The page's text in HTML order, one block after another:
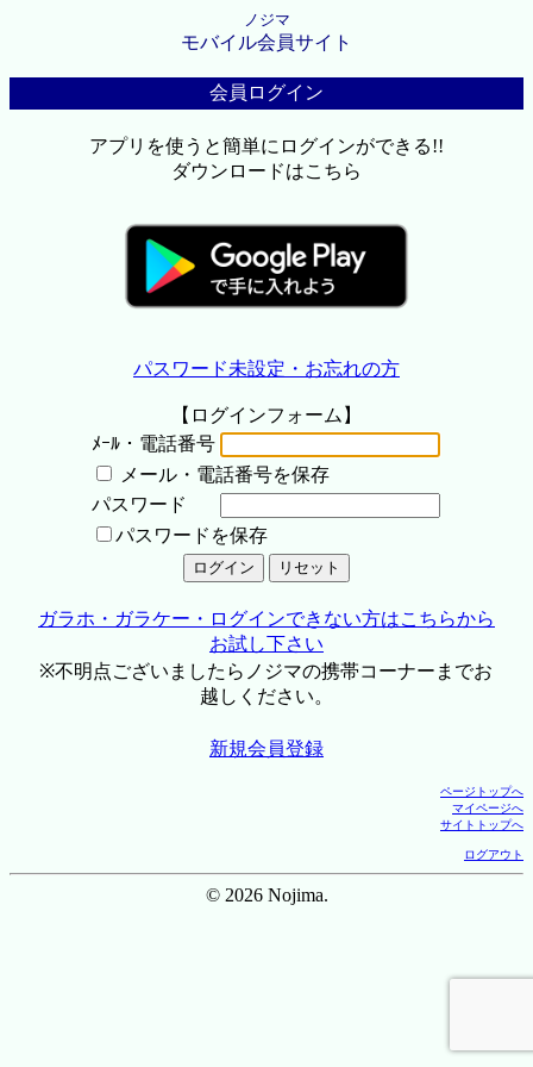
ノジマ
モバイル会員サイト
会員ログイン
アプリを使うと簡単にログインができる!!
ダウンロードはこちら
パスワード未設定・お忘れの方
【ログインフォーム】
ﾒｰﾙ・電話番号
メール・電話番号を保存
パスワード
パスワードを保存
ガラホ・ガラケー・ログインできない方はこちらから
お試し下さい
※不明点ございましたらノジマの携帯コーナーまでお
越しください。
新規会員登録
ページトップへ
マイページへ
サイトトップへ
ログアウト
© 2026 Nojima.